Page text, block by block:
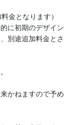
金となります）
に初期のデザイン
別途追加料金とさ
かねますので予め